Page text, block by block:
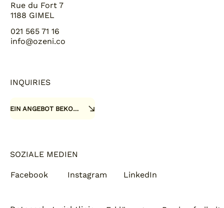
Rue du Fort 7
1188 GIMEL
021 565 71 16
info@ozeni.co
SOZIALE MEDIEN
Facebook Instagram LinkedIn
INQUIRIES
EIN ANGEBOT BEKOMMEN